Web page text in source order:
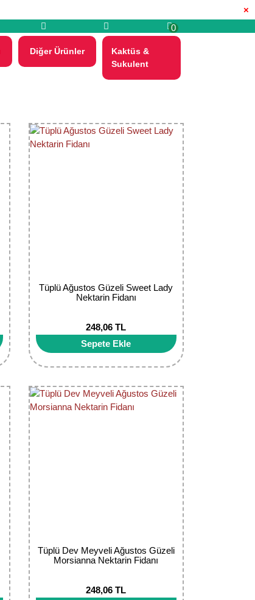
×
0
Diğer Ürünler
Kaktüs &
Sukulent
Tüplü Ağustos Güzeli Sweet Lady
Nektarin Fidanı
248,06 TL
Sepete Ekle
Tüplü Dev Meyveli Ağustos Güzeli
Morsianna Nektarin Fidanı
248,06 TL